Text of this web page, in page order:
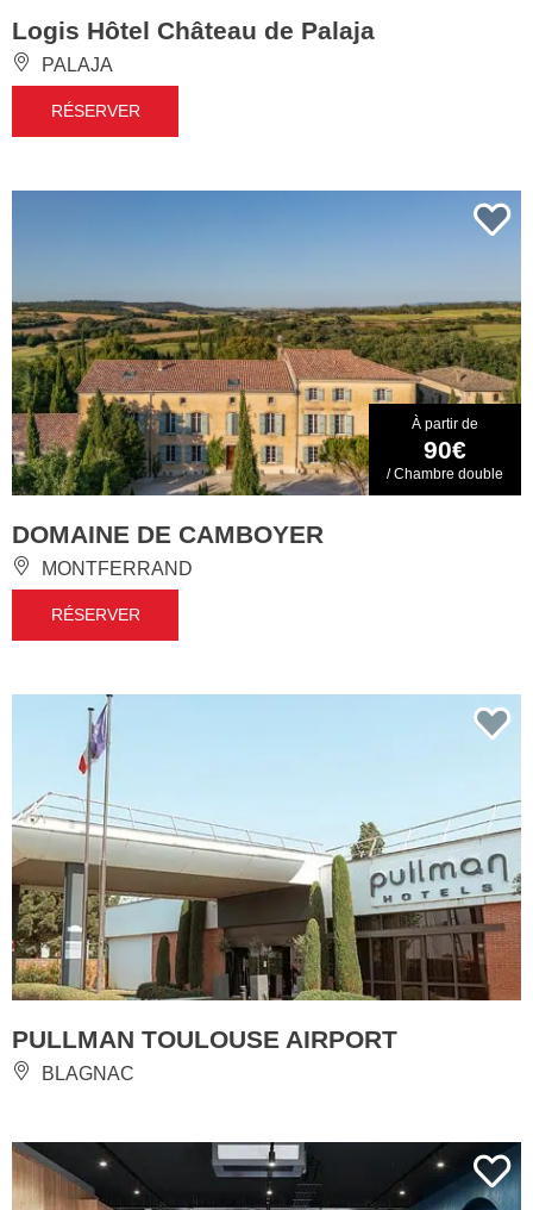
Logis Hôtel Château de Palaja
PALAJA
RÉSERVER
À partir de
90€
/ Chambre double
DOMAINE DE CAMBOYER
MONTFERRAND
RÉSERVER
PULLMAN TOULOUSE AIRPORT
BLAGNAC